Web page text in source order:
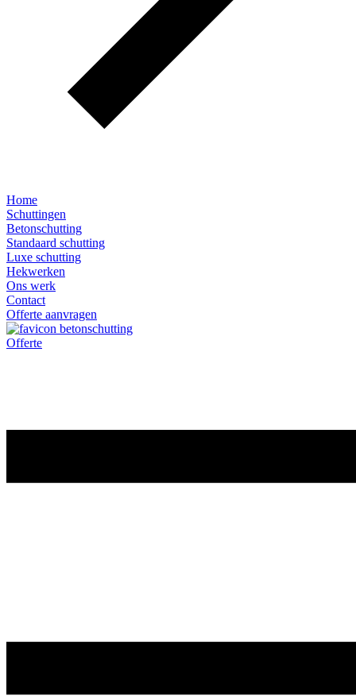
Home
Schuttingen
Betonschutting
Standaard schutting
Luxe schutting
Hekwerken
Ons werk
Contact
Offerte aanvragen
Offerte